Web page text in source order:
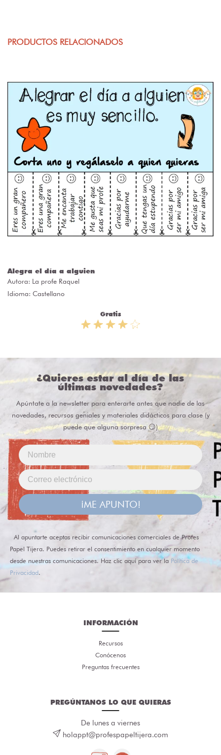
PRODUCTOS RELACIONADOS
Alegra el día a alguien
Autora: La profe Raquel
Idioma: Castellano
Gratis
¿Quieres estar al día de las
últimas novedades?
Apúntate a la newsletter para enterarte antes que nadie de las
novedades, recursos geniales y materiales didácticos para clase (y
puede que alguna sorpresa 😏)
¡ME APUNTO!
Al apuntarte aceptas recibir comunicaciones comerciales de Profes
Papel Tijera. Puedes retirar el consentimiento en cualquier momento
desde nuestras comunicaciones. Haz clic aquí para ver la Política de
Privacidad.
INFORMACIÓN
Recursos
Conócenos
Preguntas frecuentes
PREGÚNTANOS LO QUE QUIERAS
De lunes a viernes
holappt@profespapeltijera.com